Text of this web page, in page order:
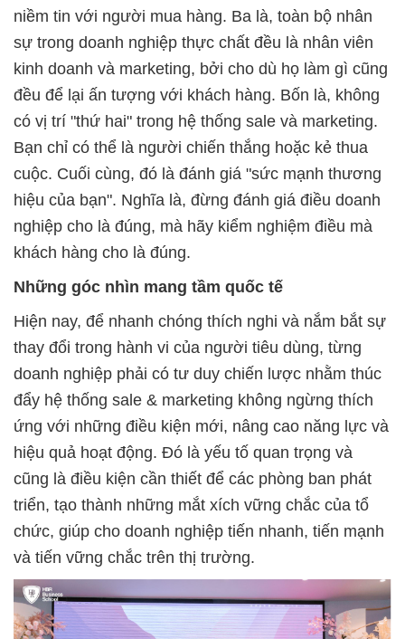
niềm tin với người mua hàng. Ba là, toàn bộ nhân
sự trong doanh nghiệp thực chất đều là nhân viên
kinh doanh và marketing, bởi cho dù họ làm gì cũng
đều để lại ấn tượng với khách hàng. Bốn là, không
có vị trí "thứ hai" trong hệ thống sale và marketing.
Bạn chỉ có thể là người chiến thắng hoặc kẻ thua
cuộc. Cuối cùng, đó là đánh giá "sức mạnh thương
hiệu của bạn". Nghĩa là, đừng đánh giá điều doanh
nghiệp cho là đúng, mà hãy kiểm nghiệm điều mà
khách hàng cho là đúng.
Những góc nhìn mang tầm quốc tế
Hiện nay, để nhanh chóng thích nghi và nắm bắt sự
thay đổi trong hành vi của người tiêu dùng, từng
doanh nghiệp phải có tư duy chiến lược nhằm thúc
đẩy hệ thống sale & marketing không ngừng thích
ứng với những điều kiện mới, nâng cao năng lực và
hiệu quả hoạt động. Đó là yếu tố quan trọng và
cũng là điều kiện cần thiết để các phòng ban phát
triển, tạo thành những mắt xích vững chắc của tổ
chức, giúp cho doanh nghiệp tiến nhanh, tiến mạnh
và tiến vững chắc trên thị trường.